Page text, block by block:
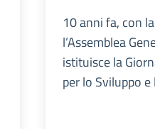
10 anni fa, con
l’Assemblea
istituisce la
per lo Sviluppo e